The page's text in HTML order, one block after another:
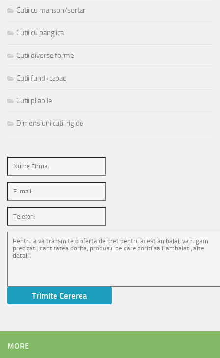
Cutii cu manson/sertar
Cutii cu panglica
Cutii diverse forme
Cutii fund+capac
Cutii pliabile
Dimensiuni cutii rigide
MORE